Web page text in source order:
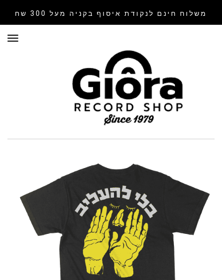
משלוח חינם לנקודת איסוף בקניה מעל 300 שח